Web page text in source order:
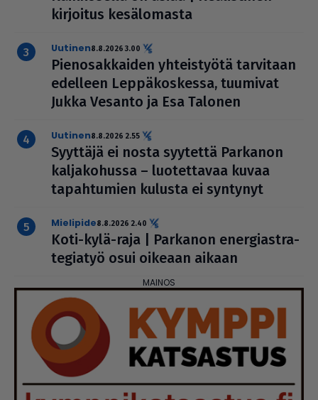
kirjoitus kesä­lo­masta
uutinen8.8.2026 3.00
Pie­no­sak­kai­den yhteis­työtä tarvitaan
edelleen Lep­pä­kos­kessa, tuumivat
Jukka Vesanto ja Esa Talonen
uutinen8.8.2026 2.55
Syyttäjä ei nosta syytettä Parkanon
kal­ja­ko­hussa – luo­tet­ta­vaa kuvaa
tapah­tu­mien kulusta ei syntynyt
mielipide8.8.2026 2.40
Koti-kylä-raja | Parkanon ener­gi­ast­ra­
te­gi­a­työ osui oikeaan aikaan